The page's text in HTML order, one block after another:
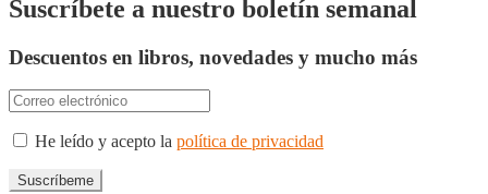
Suscríbete a nuestro boletín semanal
Descuentos en libros, novedades y mucho más
He leído y acepto la política de privacidad